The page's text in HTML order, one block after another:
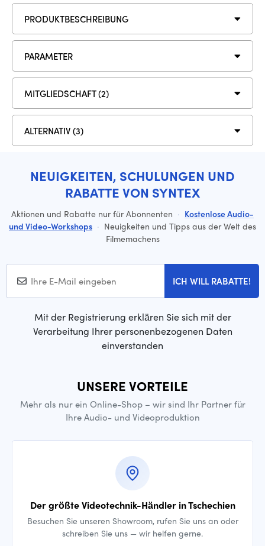
PRODUKTBESCHREIBUNG
PARAMETER
MITGLIEDSCHAFT (2)
ALTERNATIV (3)
NEUIGKEITEN, SCHULUNGEN UND
RABATTE VON SYNTEX
Aktionen und Rabatte nur für Abonnenten · Kostenlose Audio-
und Video-Workshops · Neuigkeiten und Tipps aus der Welt des
Filmemachens
ICH WILL RABATTE!
Mit der Registrierung erklären Sie sich mit der
Verarbeitung Ihrer personenbezogenen Daten
einverstanden
UNSERE VORTEILE
Mehr als nur ein Online-Shop – wir sind Ihr Partner für
Ihre Audio- und Videoproduktion
Der größte Videotechnik-Händler in Tschechien
Besuchen Sie unseren Showroom, rufen Sie uns an oder
schreiben Sie uns — wir helfen gerne.